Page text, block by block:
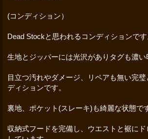
(コンディション）
Dead Stockと思われるコンディションです
生地とジッパーには光沢がありタグも濃い
目立つ汚れやダメージ、リペアも無い完
ディションです。
裏地、ポケット(スレーキ)も綺麗な状態で
収納式フードを完備し、ウエストと裾に